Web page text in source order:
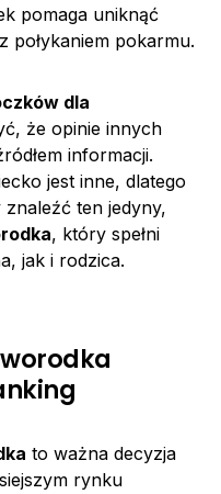
pomaga uniknąć
połykaniem pokarmu.
dla
że opinie innych
informacji.
jest inne, dlatego
ten jedyny,
, który spełni
jak i rodzica.
to ważna decyzja
rynku